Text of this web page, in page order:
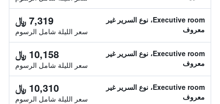
Executive room، نوع السرير غير
معروف
7,319 ﷼
سعر الليلة شامل الرسوم
Executive room، نوع السرير غير
معروف
10,158 ﷼
سعر الليلة شامل الرسوم
Executive room، نوع السرير غير
معروف
10,310 ﷼
سعر الليلة شامل الرسوم